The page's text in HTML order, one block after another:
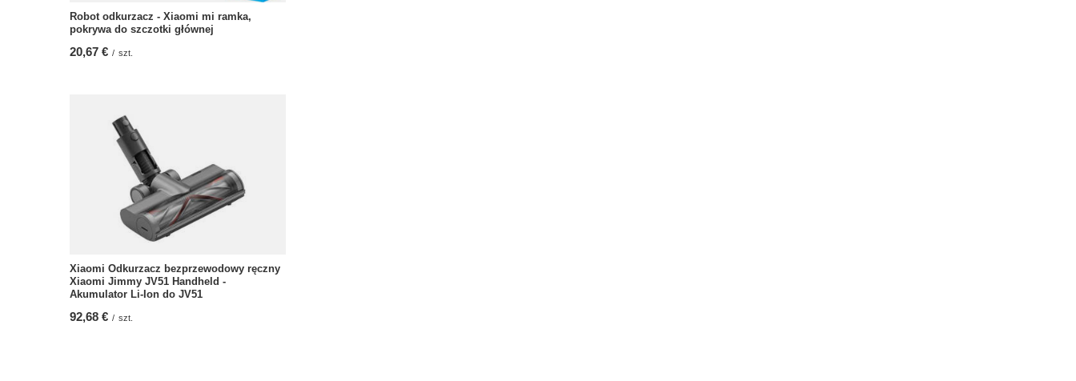
Robot odkurzacz - Xiaomi mi ramka,
pokrywa do szczotki głównej
20,67 € / szt.
Xiaomi Odkurzacz bezprzewodowy ręczny
Xiaomi Jimmy JV51 Handheld -
Akumulator Li-Ion do JV51
92,68 € / szt.